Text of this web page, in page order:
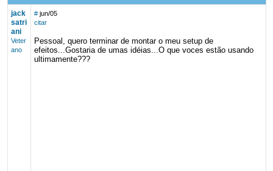
jack
satri
ani
Veter
ano
# jun/05
citar
Pessoal, quero terminar de montar o meu setup de
efeitos...Gostaria de umas idéias...O que voces estão usando
ultimamente???